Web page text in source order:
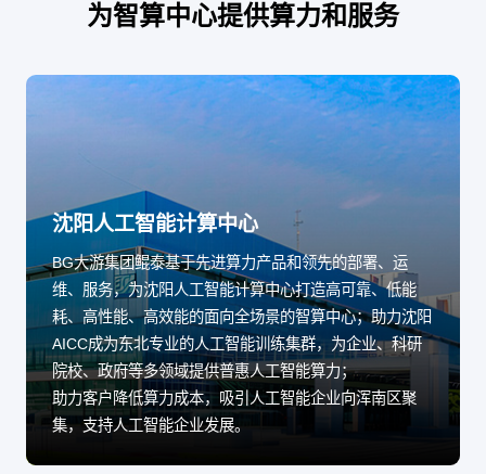
为智算中心提供算力和服务
沈阳人工智能计算中心
BG大游集团鲲泰基于先进算力产品和领先的部署、运
维、服务，为沈阳人工智能计算中心打造高可靠、低能
耗、高性能、高效能的面向全场景的智算中心；助力沈阳
AICC成为东北专业的人工智能训练集群，为企业、科研
院校、政府等多领域提供普惠人工智能算力；
助力客户降低算力成本，吸引人工智能企业向浑南区聚
集，支持人工智能企业发展。